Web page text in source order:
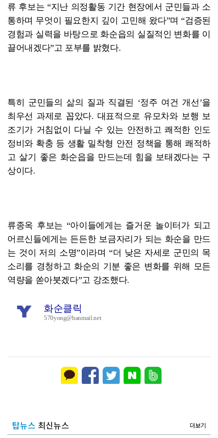
류 후보는 “지난 의정활동 기간 현장에서 군민들과 소
통하며 무엇이 필요한지 깊이 고민해 왔다”며 “검증된
경험과 실력을 바탕으로 화순읍의 실질적인 변화를 이
끌어내겠다”고 포부를 밝혔다.
특히 군민들의 삶의 질과 직결된 ‘정주 여건 개선’을
최우선 과제로 꼽았다. 대표적으로 유모차와 보행 보
조기가 거침없이 다닐 수 있는 안전하고 쾌적한 인도
정비와 확충 등 생활 밀착형 안전 정책을 통해 쾌적하
고 살기 좋은 화순읍을 만드는데 힘을 보태겠다는 구
상이다.
류종옥 후보는 “아이들에게는 즐거운 놀이터가 되고
어르신들에게는 든든한 보금자리가 되는 화순을 만드
는 것이 저의 소명”이라며 “더 낮은 자세로 군민의 목
소리를 경청하고 화순의 기분 좋은 변화를 위해 모든
역량을 쏟아붓겠다”고 강조했다.
화순클릭
570yong@hanmail.net
탑뉴스 최신뉴스 더보기